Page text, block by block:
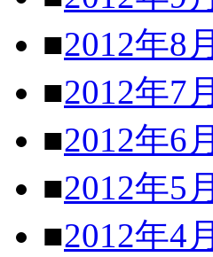
■2012年8月
■2012年7月
■2012年6月
■2012年5月
■2012年4月